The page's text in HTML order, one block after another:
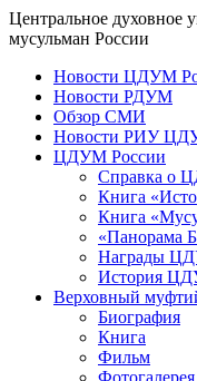
Центральное духовное
мусульман России
Новости ЦДУМ
Новости РДУМ
Обзор СМИ
Новости РИУ
ЦДУМ России
Справка о
Книга
Книга
«Панорама
Награды
История
Верховный
Биография
Книга
Фильм
Фотогалерея